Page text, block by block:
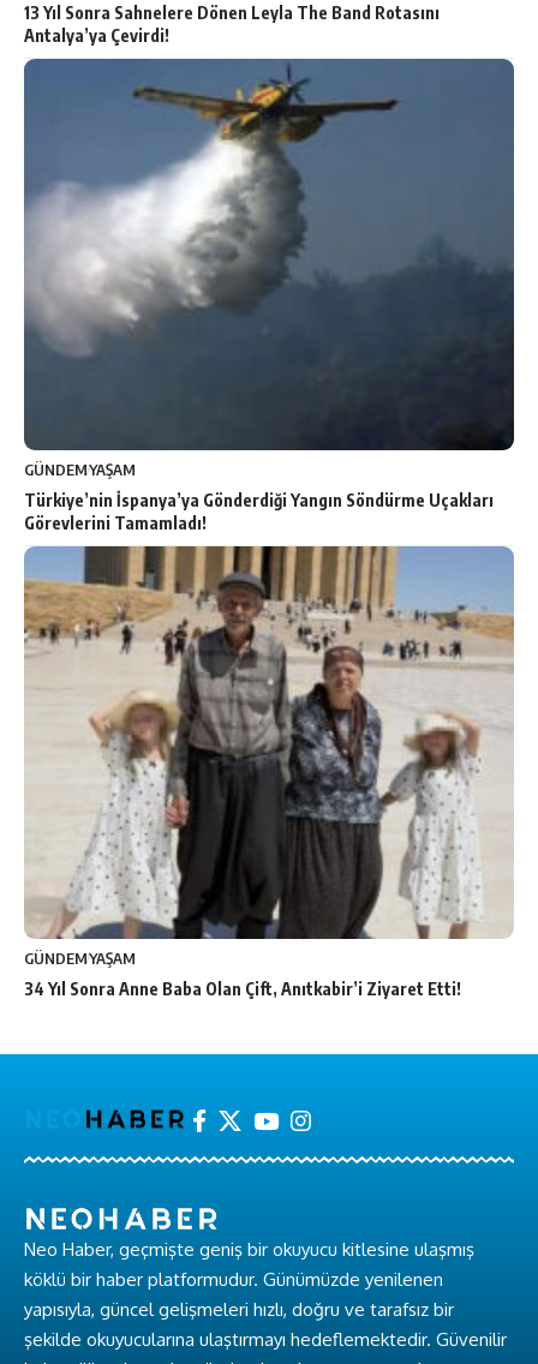
13 Yıl Sonra Sahnelere Dönen Leyla The Band Rotasını
Antalya’ya Çevirdi!
GÜNDEMYAŞAM
Türkiye’nin İspanya’ya Gönderdiği Yangın Söndürme Uçakları
Görevlerini Tamamladı!
GÜNDEMYAŞAM
34 Yıl Sonra Anne Baba Olan Çift, Anıtkabir’i Ziyaret Etti!
Neo Haber, geçmişte geniş bir okuyucu kitlesine ulaşmış
köklü bir haber platformudur. Günümüzde yenilenen
yapısıyla, güncel gelişmeleri hızlı, doğru ve tarafsız bir
şekilde okuyucularına ulaştırmayı hedeflemektedir. Güvenilir